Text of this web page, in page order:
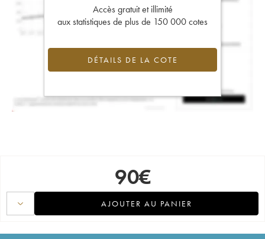
Accès gratuit et illimité
aux statistiques de plus de 150 000 cotes
DÉTAILS DE LA COTE
90€
AJOUTER AU PANIER